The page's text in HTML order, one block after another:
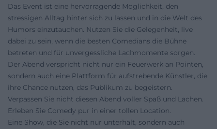
Das Event ist eine hervorragende Möglichkeit, den
stressigen Alltag hinter sich zu lassen und in die Welt des
Humors einzutauchen. Nutzen Sie die Gelegenheit, live
dabei zu sein, wenn die besten Comedians die Bühne
betreten und für unvergessliche Lachmomente sorgen.
Der Abend verspricht nicht nur ein Feuerwerk an Pointen,
sondern auch eine Plattform für aufstrebende Künstler, die
ihre Chance nutzen, das Publikum zu begeistern.
Verpassen Sie nicht diesen Abend voller Spaß und Lachen.
Erleben Sie Comedy pur in einer tollen Location.
Eine Show, die Sie nicht nur unterhält, sondern auch